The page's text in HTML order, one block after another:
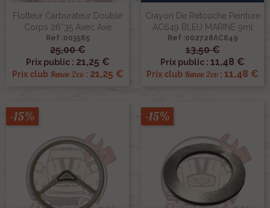
Flotteur Carburateur Double
Corps 26*35 Avec Axe
Ref :003565
25,00 €
Prix public : 21,25 €
Prix club Renov 2cv: 21,25 €
Crayon De Retouche Peinture
AC649 BLEU MARINE 9ml
Ref :002728AC649
13,50 €
Prix public : 11,48 €
Prix club Renov 2cv : 11,48 €
-15% -15%